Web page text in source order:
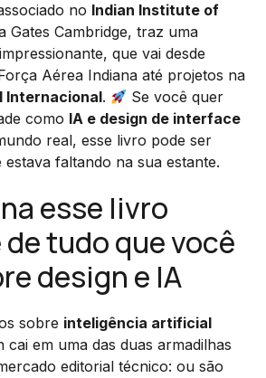
no Indian Institute of
Gates Cambridge, traz uma
que vai desde
Aérea Indiana até projetos na
Internacional.
Se você quer
como IA e design de interface
real, esse livro pode ser
faltando na sua estante.
esse livro
tudo que você
design e IA
sobre inteligência artificial
cai em uma das duas armadilhas
editorial técnico: ou são